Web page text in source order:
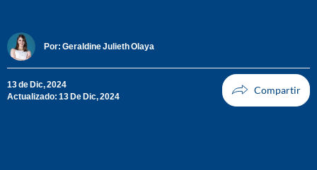
Por: Geraldine Julieth Olaya
13 de Dic, 2024
Actualizado: 13 De Dic, 2024